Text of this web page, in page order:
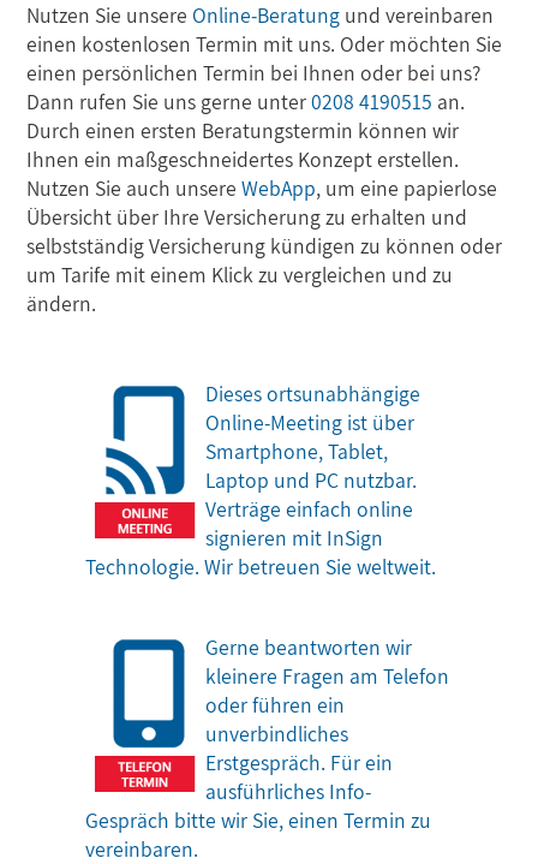
Nutzen Sie unsere Online-Beratung und vereinbaren
einen kostenlosen Termin mit uns. Oder möchten Sie
einen persönlichen Termin bei Ihnen oder bei uns?
Dann rufen Sie uns gerne unter0208 4190515 an.
Durch einen ersten Beratungstermin können wir
Ihnen ein maßgeschneidertes Konzept erstellen.
Nutzen Sie auch unsereWebApp, um eine papierlose
Übersicht über Ihre Versicherung zu erhalten und
selbstständig Versicherung kündigen zu können oder
um Tarife mit einem Klick zu vergleichen und zu
ändern.
Dieses ortsunabhängige
Online-Meeting ist über
Smartphone, Tablet,
Laptop und PC nutzbar.
Verträge einfach online
signieren mit InSign
Technologie. Wir betreuen Sie weltweit.
Gerne beantworten wir
kleinere Fragen am Telefon
oder führen ein
unverbindliches
Erstgespräch. Für ein
ausführliches Info-
Gespräch bitte wir Sie, einen Termin zu
vereinbaren.